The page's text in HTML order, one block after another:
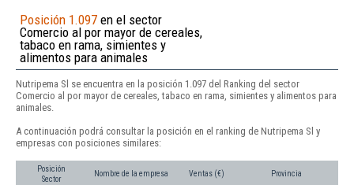
Posición 1.097 en el sector
Comercio al por mayor de cereales,
tabaco en rama, simientes y
alimentos para animales
Nutripema Sl se encuentra en la posición 1.097 del Ranking del sector
Comercio al por mayor de cereales, tabaco en rama, simientes y alimentos para
animales.
A continuación podrá consultar la posición en el ranking de Nutripema Sl y
empresas con posiciones similares:
Posición
Sector
Nombre de la empresa Ventas (€) Provincia